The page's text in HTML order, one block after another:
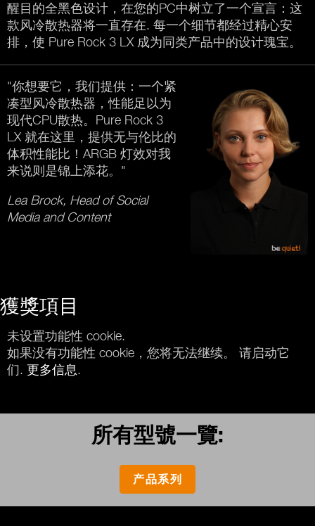
醒目的全黑色设计，在您的PC中树立了一个宣言：这
款风冷散热器将一直存在. 每一个细节都经过精心安
排，使 Pure Rock 3 LX 成为同类产品中的设计瑰宝。
"你想要它，我们提供：一个紧
凑型风冷散热器，性能足以为
现代CPU散热。Pure Rock 3
LX 就在这里，提供无与伦比的
体积性能比！ARGB 灯效对我
来说则是锦上添花。"
Lea Brock, Head of Social
Media and Content
獲獎項目
未设置功能性 cookie.
如果没有功能性 cookie，您将无法继续。 请启动它
们. 更多信息.
所有型號一覽:
产品系列